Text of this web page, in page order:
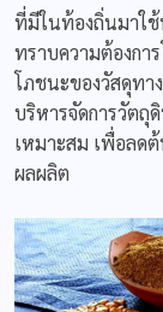
ที่มีในท้องถิ่นมาใ
ทราบความต้องกา
โภชนะของวัสดุทา
บริหารจัดการวัตถุ
เหมาะสม เพื่อลด
ผลผลิต